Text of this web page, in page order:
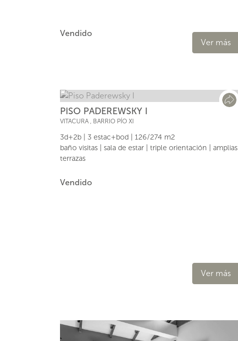
Vendido
Ver más
PISO PADEREWSKY I
VITACURA BARRIO PÍO XI
3d+2b | 3 estac+bod | 126/274 m2
baño visitas | sala de estar | triple orientación | amplias
terrazas
Vendido
Ver más